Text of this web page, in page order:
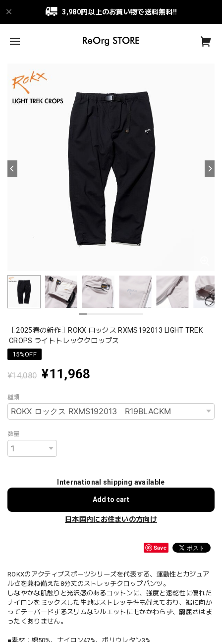
3,980円以上のお買い物で送料無料!!
［2025春の新作］ROKX ロックス RXMS192013 LIGHT TREK
CROPS ライトトレッククロップス
15%OFF
¥14,080 ¥11,968
種類
数量
International shipping available
Add to cart
日本国内にお住まいの方向け
Save
ROKXのアクティブスポーツシリーズを代表する、運動性とカジュア
ルさを兼ね備えた8分丈のストレッチクロップパンツ。
しなやかな肌触りと光沢感のあるコットンに、強度と速乾性に優れた
ナイロンをミックスした生地はストレッチ性も備えており、裾に向か
ってテーパードするスリムなシルエットにもかかわらず、窮屈さはま
ったくありません。
■素材：綿50%、ナイロン47%、ポリウレタン3%